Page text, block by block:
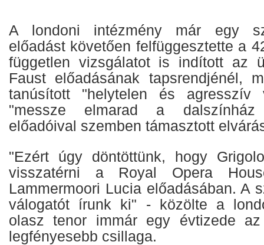
A londoni intézmény már egy
előadást követően felfüggesztette a
független vizsgálatot is indított az
Faust előadásának tapsrendjénél,
tanúsított "helytelen és agresszív
"messze elmarad a
előadóival szemben támasztott
"Ezért úgy döntöttünk, hogy
visszatérni a Royal Opera
Lammermoori Lucia előadásában. A
válogatót írunk ki" - közölte a
olasz tenor immár egy évtizede
legfényesebb csillaga.